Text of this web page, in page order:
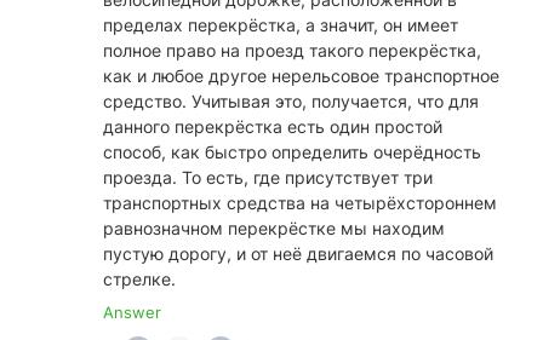
пределах перекрёстка, а значит, он имеет
полное право на проезд такого перекрёстка,
как и любое другое нерельсовое транспортное
средство. Учитывая это, получается, что для
данного перекрёстка есть один простой
способ, как быстро определить очерёдность
проезда. То есть, где присутствует три
транспортных средства на четырёхстороннем
равнозначном перекрёстке мы находим
пустую дорогу, и от неё двигаемся по часовой
стрелке.
Answer